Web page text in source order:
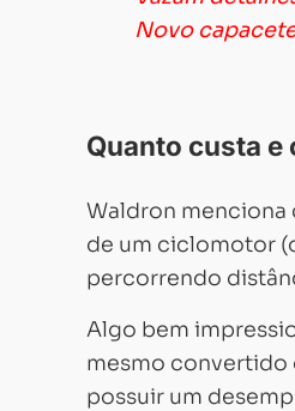
Novo
Quanto custa e
Waldron menciona
de um ciclomotor
percorrendo
Algo bem
mesmo convertido
possuir um